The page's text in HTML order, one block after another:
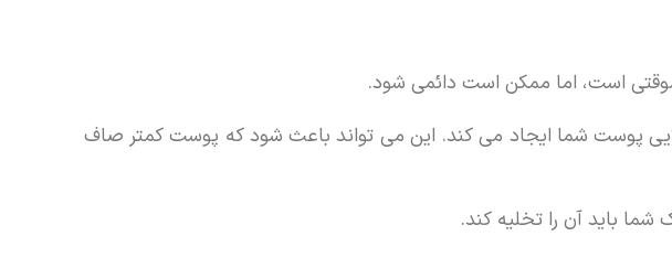
است، اما ممکن است دائمی شود.
پوست شما ایجاد می کند. این می تواند باعث شود که پوست کمتر صاف
باید آن را تخلیه کند.